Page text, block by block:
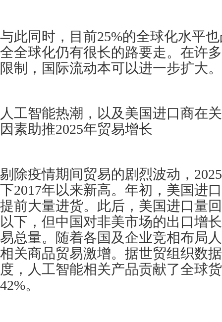
与此同时，目前25%的全球化水平
全全球化仍有很长的路要走。在许
限制，国际流动本可以进一步扩大。
人工智能热潮，以及美国进口商在
因素助推2025年贸易增长
剔除疫情期间贸易的剧烈波动，
下2017年以来新高。年初，美国进
提前大量进货。此后，美国进口量
以下，但中国对非美市场的出口增
易总量。随着各国及企业竞相布局
相关商品贸易激增。据世贸组织数
度，人工智能相关产品贡献了全球
42%。